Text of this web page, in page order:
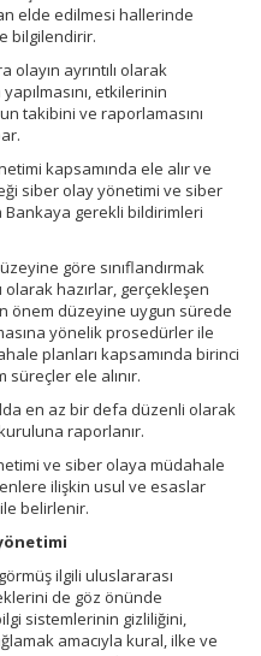
elde edilmesi hallerinde
bilgilendirir.
ayrıntılı olarak
etkilerinin
takibini ve raporlamasını
kapsamında ele alır ve
siber olay yönetimi ve siber
gerekli bildirimleri
göre sınıflandırmak
olarak hazırlar, gerçekleşen
önem düzeyine uygun sürede
yönelik prosedürler ile
planları kapsamında birinci
ele alınır.
en az bir defa düzenli olarak
raporlanır.
ve siber olaya müdahale
ilişkin usul ve esaslar
belirlenir.
ilgili uluslararası
de göz önünde
sistemlerinin gizliliğini,
amacıyla kural, ilke ve